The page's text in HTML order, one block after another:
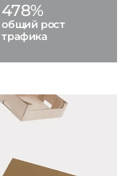
478%
общий рост
трафика